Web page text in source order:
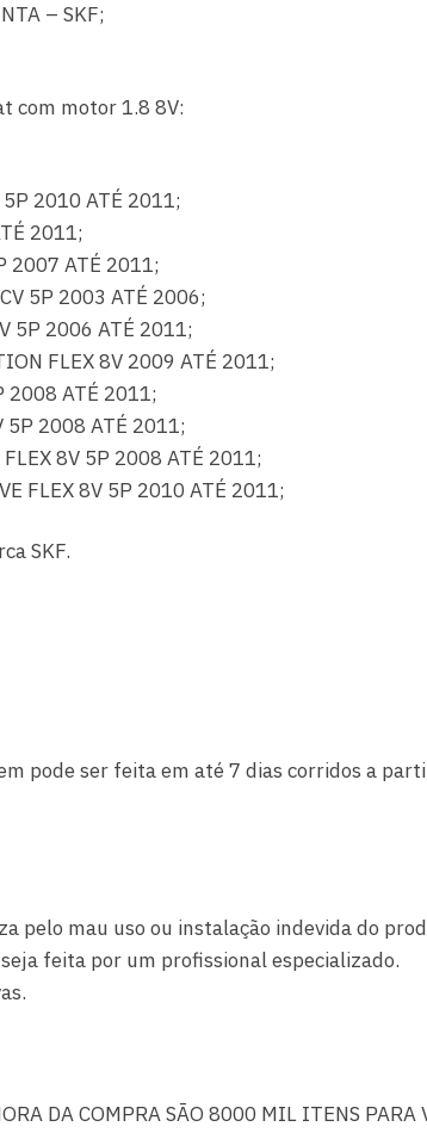
– SKF;
com motor 1.8 8V:
2010 ATÉ 2011;
2011;
2007 ATÉ 2011;
5P 2003 ATÉ 2006;
5P 2006 ATÉ 2011;
FLEX 8V 2009 ATÉ 2011;
2008 ATÉ 2011;
5P 2008 ATÉ 2011;
8V 5P 2008 ATÉ 2011;
FLEX 8V 5P 2010 ATÉ 2011;
SKF.
pode ser feita em até 7 dias corridos a
pelo mau uso ou instalação indevida do
feita por um profissional especializado.
DA COMPRA SÃO 8000 MIL ITENS PARA